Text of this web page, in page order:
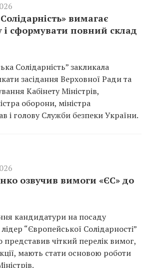
вимагає
і сформувати повний склад
Солідарність” закликала
засідання Верховної Ради та
Кабінету Міністрів,
оборони, міністра
і голову Служби безпеки України.
озвучив вимоги «ЄС» до
кандидатури на посаду
“Європейської Солідарності”
чіткий перелік вимог,
мають стати основою роботи